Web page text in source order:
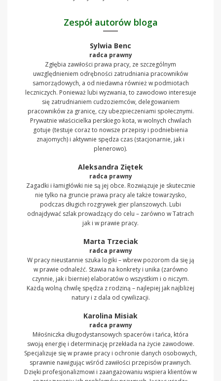
Zespół autorów bloga
Sylwia Benc
radca prawny
Zgłębia zawiłości prawa pracy, ze szczególnym
uwzględnieniem odrębności zatrudniania pracowników
samorządowych, a od niedawna również w podmiotach
leczniczych. Ponieważ lubi wyzwania, to zawodowo interesuje
się zatrudnianiem cudzoziemców, delegowaniem
pracowników za granicę, czy ubezpieczeniami społecznymi.
Prywatnie właścicielka perskiego kota, w wolnych chwilach
gotuje (testuje coraz to nowsze przepisy i podniebienia
znajomych) i aktywnie spędza czas (stacjonarnie, jak i
plenerowo).
Aleksandra Ziętek
radca prawny
Zagadki i łamigłówki nie są jej obce. Rozwiązuje je skutecznie
nie tylko na gruncie prawa pracy ale także towarzysko,
podczas długich rozgrywek gier planszowych. Lubi
odnajdywać szlak prowadzący do celu – zarówno w Tatrach
jak i w prawie pracy.
Marta Trzeciak
radca prawny
W pracy nieustannie szuka logiki – wbrew pozorom da się ją
w prawie odnaleźć. Stawia na konkrety i unika (zarówno
czynnie, jak i biernie) elaboratów o wszystkim i o niczym.
Każdą wolną chwilę spędza z rodziną – najlepiej jak najbliżej
natury i z dala od cywilizacji.
Karolina Misiak
radca prawny
Miłośniczka długodystansowych spacerów i tańca, która
swoją energię i determinację przekłada na życie zawodowe.
Specjalizuje się w prawie pracy i ochronie danych osobowych,
sprawnie nawigując wśród zawiłości przepisów prawnych.
Dzięki profesjonalizmowi i zaangażowaniu wspiera klientów w